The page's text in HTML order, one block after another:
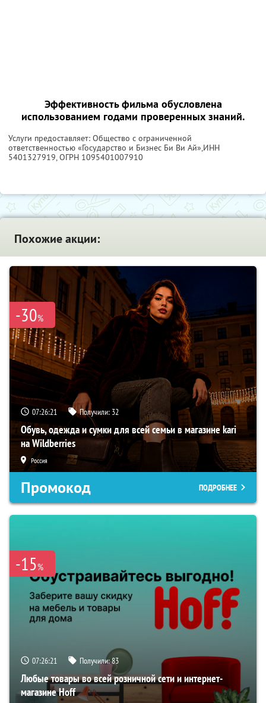
Эффективность фильма обусловлена
использованием годами проверенных знаний.
Услуги предоставляет: Общество с ограниченной
ответственностью «Государство и Бизнес Би Ви Ай»,ИНН
5401327919, ОГРН 1095401007910
Похожие акции:
-30%
07:26:20 Получили: 32
Обувь, одежда и сумки для всей семьи в магазине kari
на Wildberries
Россия
Промокод ПОДРОБНЕЕ
-15%
07:26:20 Получили:83
Любые товары во всей розничной сети и интернет-
магазине Hoff